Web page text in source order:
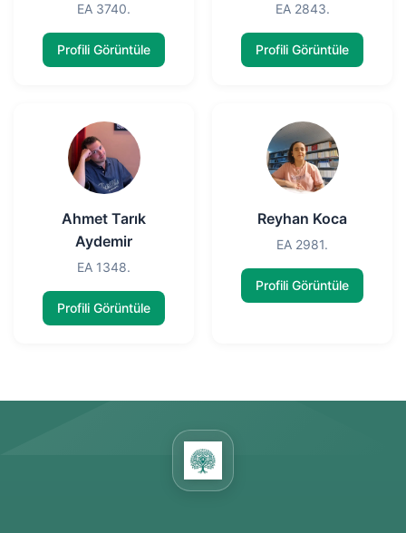
EA 3740.
Profili Görüntüle
EA 2843.
Profili Görüntüle
Ahmet Tarık
Aydemir
EA 1348.
Profili Görüntüle
Reyhan Koca
EA 2981.
Profili Görüntüle